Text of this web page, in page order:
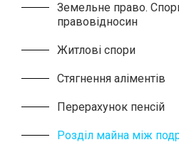
Земельне право.
правовідносин
Житлові спори
Cтягнення аліментів
Перерахунок пенсій
Розділ майна між